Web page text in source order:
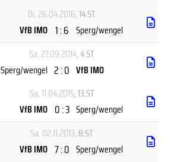
Di, 26.04.2016, 14.ST
VfB IMO 1 : 6 Sperg/wengel
Sa, 27.09.2014, 4.ST
Sperg/wengel 2 : 0 VfB IMO
Sa, 11.04.2015, 13.ST
VfB IMO 0 : 3 Sperg/wengel
Sa, 02.11.2013, 8.ST
VfB IMO 7 : 0 Sperg/wengel